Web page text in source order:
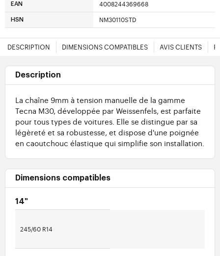
EAN 4008244369668
HSN NM30110STD
DESCRIPTION DIMENSIONS COMPATIBLES AVIS CLIENTS
Description
La chaîne 9mm à tension manuelle de la gamme
Tecna M30, développée par Weissenfels, est parfaite
pour tous types de voitures. Elle se distingue par sa
légèreté et sa robustesse, et dispose d'une poignée
en caoutchouc élastique qui simplifie son installation.
Dimensions compatibles
14"
245/60 R14